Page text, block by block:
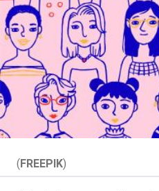
(FREEPIK)